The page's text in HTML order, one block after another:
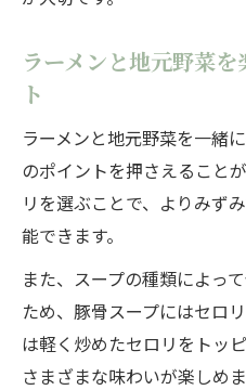
ラーメンと地元野菜
ト
ラーメンと地元野菜を一緒
のポイントを押さえること
リを選ぶことで、よりみず
能できます。
また、スープの種類によっ
ため、豚骨スープにはセロ
は軽く炒めたセロリをトッ
さまざまな味わいが楽しめ